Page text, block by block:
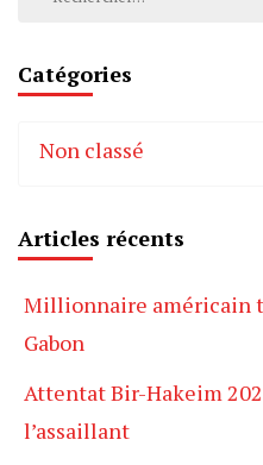
Catégories
Non classé
Articles récents
Millionnaire américain
Gabon
Attentat Bir-Hakeim
l’assaillant